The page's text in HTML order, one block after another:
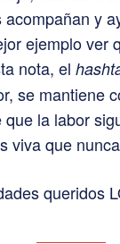
y
ejemplo ver
nota, el
se mantiene
la labor
viva que
queridos